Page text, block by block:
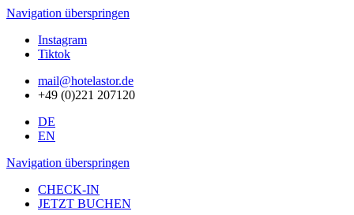
Navigation überspringen
Instagram
Tiktok
mail@hotelastor.de
+49 (0)221 207120
DE
EN
Navigation überspringen
CHECK-IN
JETZT BUCHEN